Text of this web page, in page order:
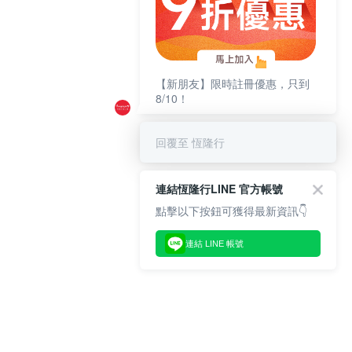
【新朋友】限時註冊優惠，只到
8/10！
回覆至 恆隆行
連結恆隆行LINE 官方帳號
點擊以下按鈕可獲得最新資訊👇
連結 LINE 帳號